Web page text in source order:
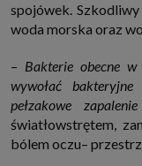
spojówek.
woda morska oraz
– Bakterie obecne
wywołać
pełzakowe
światłowstrętem,
bólem oczu–